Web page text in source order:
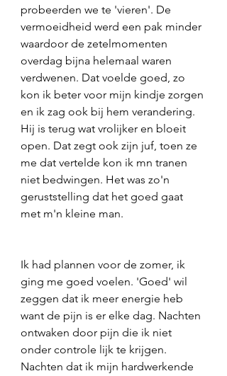
probeerden we te 'vieren'. De
vermoeidheid werd een pak minder
waardoor de zetelmomenten
overdag bijna helemaal waren
verdwenen. Dat voelde goed, zo
kon ik beter voor mijn kindje zorgen
en ik zag ook bij hem verandering.
Hij is terug wat vrolijker en bloeit
open. Dat zegt ook zijn juf, toen ze
me dat vertelde kon ik mn tranen
niet bedwingen. Het was zo'n
geruststelling dat het goed gaat
met m'n kleine man.
Ik had plannen voor de zomer, ik
ging me goed voelen. 'Goed' wil
zeggen dat ik meer energie heb
want de pijn is er elke dag. Nachten
ontwaken door pijn die ik niet
onder controle lijk te krijgen.
Nachten dat ik mijn hardwerkende